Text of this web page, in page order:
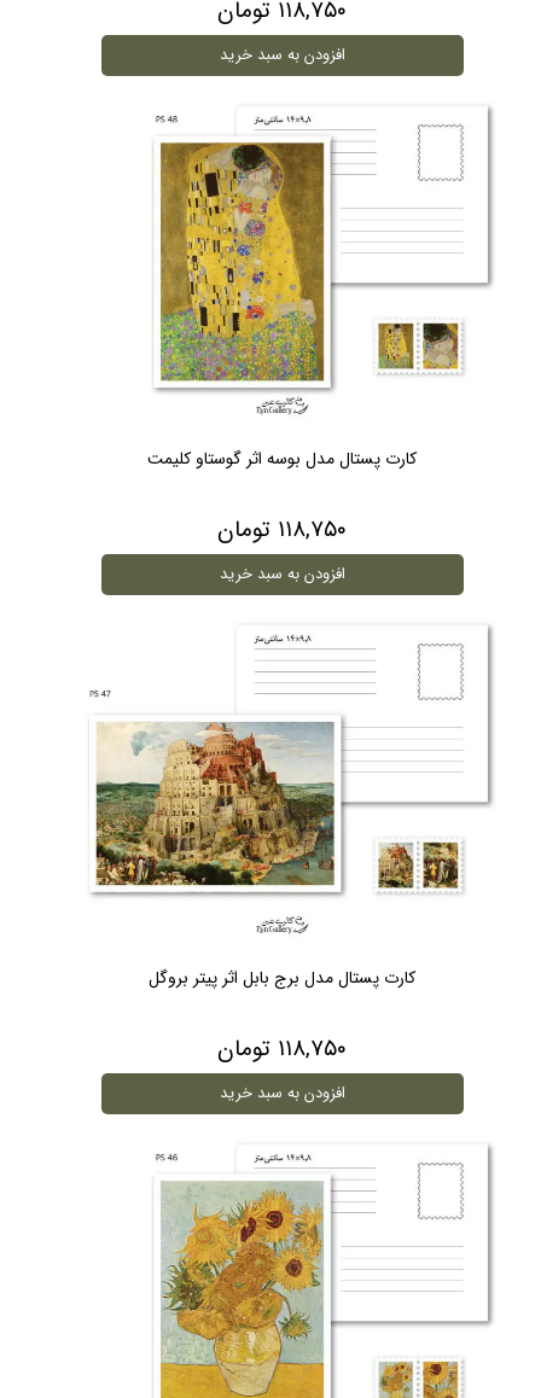
۱۱۸,۷۵۰ تومان
افزودن به سبد خرید
کارت پستال مدل بوسه اثر گوستاو کلیمت
۱۱۸,۷۵۰ تومان
افزودن به سبد خرید
کارت پستال مدل برج بابل اثر پیتر بروگل
۱۱۸,۷۵۰ تومان
افزودن به سبد خرید